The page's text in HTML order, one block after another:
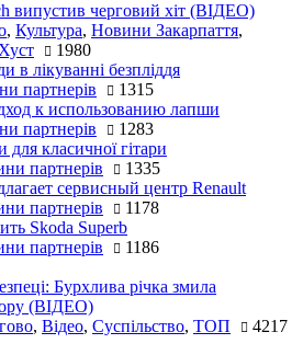
випустив черговий хіт (ВІДЕО)
, Культура, Новини Закарпаття,
1980
в лікуванні безпліддя
партнерів
1315
к использованию лапши
партнерів
1283
класичної гітари
партнерів
1335
сервисный центр Renault
партнерів
1178
Skoda Superb
партнерів 1186
Бурхлива річка змила
(ВІДЕО)
, Відео, Суспільство, ТОП 4217